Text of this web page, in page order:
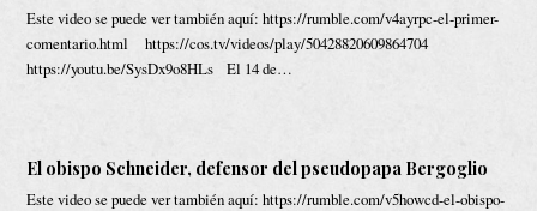
Este video se puede ver también aquí: https://rumble.com/v4ayrpc-el-primer-
comentario.html https://cos.tv/videos/play/50428820609864704
https://youtu.be/SysDx9o8HLs El 14 de…
El obispo Schneider, defensor del pseudopapa Bergoglio
Este video se puede ver también aquí: https://rumble.com/v5howcd-el-obispo-